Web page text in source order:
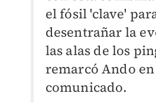
el fósil 'clave'
desentrañar la
las alas de los
remarcó Ando
comunicado.